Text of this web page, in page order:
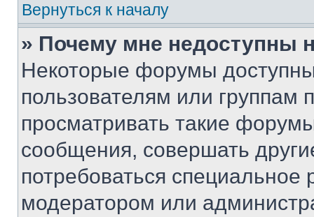
Вернуться к началу
» Почему мне недоступны
Некоторые форумы
пользователям или группам
просматривать такие
сообщения, совершать
потребоваться
модератором или